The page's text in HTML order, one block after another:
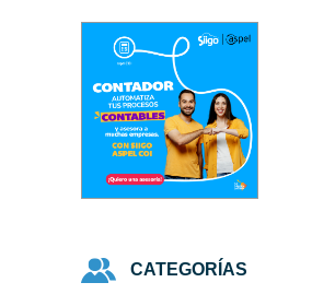
CATEGORÍAS